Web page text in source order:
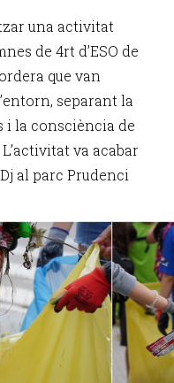
una activitat
de 4rt d’ESO de
que van
separant la
i la consciència de
va acabar
al parc Prudenci